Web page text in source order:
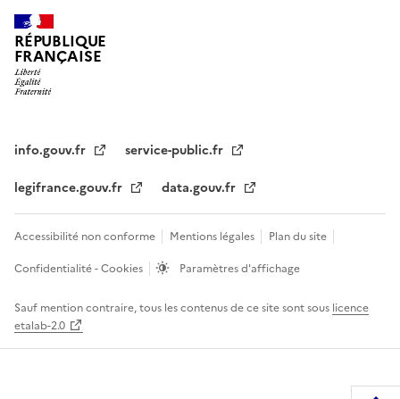
RÉPUBLIQUE
FRANÇAISE
info.gouv.fr
service-public.fr
legifrance.gouv.fr
data.gouv.fr
Accessibilité non conforme Mentions légales
Plan du site
Confidentialité - Cookies
Paramètres d'affichage
Sauf mention contraire, tous les contenus de ce site sont sous licence
etalab-2.0